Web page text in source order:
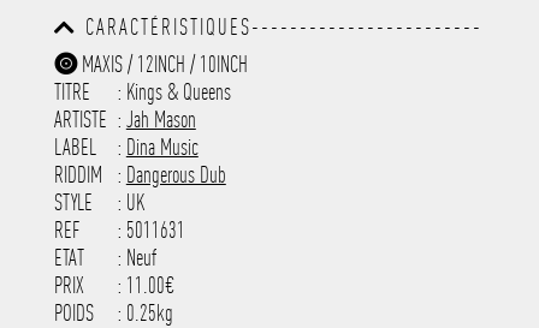
CARACTÉRISTIQUES------------------------
-----------------------------------------
-----------------------------------------
-----------------------------------------
-----------------------------------------
---------------------
MAXIS / 12INCH / 10INCH
TITRE
: Kings & Queens
ARTISTE : Jah Mason
LABEL
: Dina Music
RIDDIM
: Dangerous Dub
STYLE
: UK
REF
: 5011631
ETAT
: Neuf
PRIX
: 11.00€
POIDS
: 0.25kg